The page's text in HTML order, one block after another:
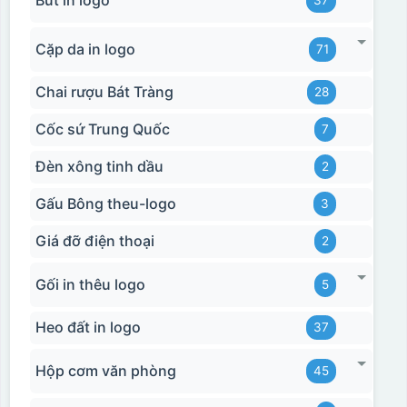
Cặp da in logo 71
Chai rượu Bát Tràng 28
Cốc sứ Trung Quốc 7
Đèn xông tinh dầu 2
Gấu Bông theu-logo 3
Giá đỡ điện thoại 2
Gối in thêu logo 5
Heo đất in logo 37
Hộp cơm văn phòng 45